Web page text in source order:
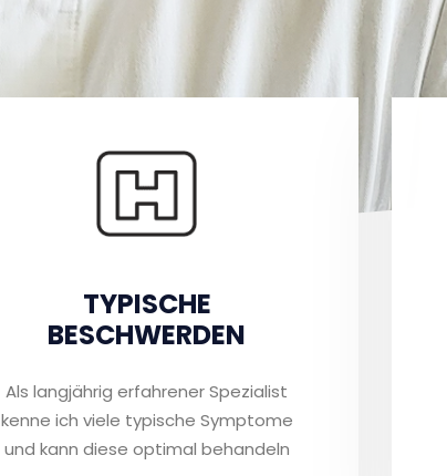
TYPISCHE
BESCHWERDEN
Als langjährig erfahrener Spezialist
kenne ich viele typische Symptome
und kann diese optimal behandeln